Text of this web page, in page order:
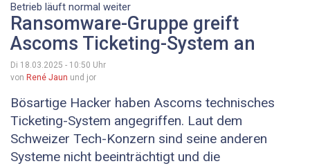
Betrieb läuft normal weiter
Ransomware-Gruppe greift
Ascoms Ticketing-System an
Di 18.03.2025 - 10:50 Uhr
von René Jaun und jor
Bösartige Hacker haben Ascoms technisches
Ticketing-System angegriffen. Laut dem
Schweizer Tech-Konzern sind seine anderen
Systeme nicht beeinträchtigt und die